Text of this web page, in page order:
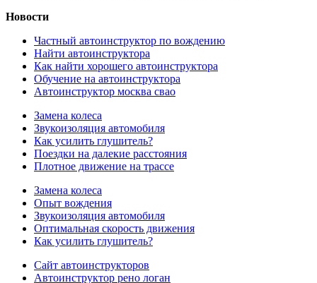
Новости
Частный автоинструктор по вождению
Найти автоинструктора
Как найти хорошего автоинструктора
Обучение на автоинструктора
Автоинструктор москва свао
Замена колеса
Звукоизоляция автомобиля
Как усилить глушитель?
Поездки на далекие расстояния
Плотное движение на трассе
Замена колеса
Опыт вождения
Звукоизоляция автомобиля
Оптимальная скорость движения
Как усилить глушитель?
Сайт автоинструкторов
Автоинструктор рено логан